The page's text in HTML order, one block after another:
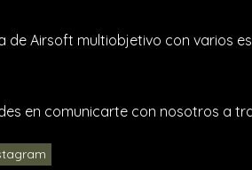
de Airsoft multiobjetivo con varios
en comunicarte con nosotros a